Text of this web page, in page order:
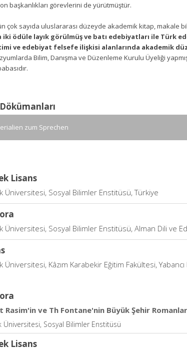
başkanlıkları görevlerini de yürütmüştür.
çok sayıda uluslararası düzeyde akademik kitap, makale
iki ödüle layık görülmüş ve batı edebiyatları ile Türk
ve edebiyat felsefe ilişkisi alanlarında akademik
Bilim, Danışma ve Düzenleme Kurulu Üyeliği
zum Sprechen
Lisans
Üniversitesi, Sosyal Bilimler Enstitüsü, Türkiye
Üniversitesi, Sosyal Bilimler Enstitüsü, Alman Dili ve
Üniversitesi, Kâzım Karabekir Eğitim Fakültesi,
Rasim'in ve Th Fontane'nin Büyük Şehir
Üniversitesi, Sosyal Bilimler Enstitüsü
Lisans